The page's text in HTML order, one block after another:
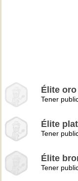
Élite oro
Tener
Élite
Tener
Élite
Tener